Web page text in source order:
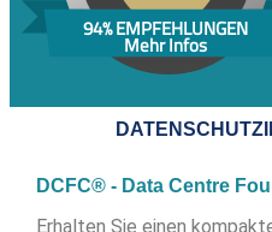
94% EMPFEHLUNGEN
Mehr Infos
DATENSCHUTZ
DCFC® - Data Centre
Erhalten Sie einen